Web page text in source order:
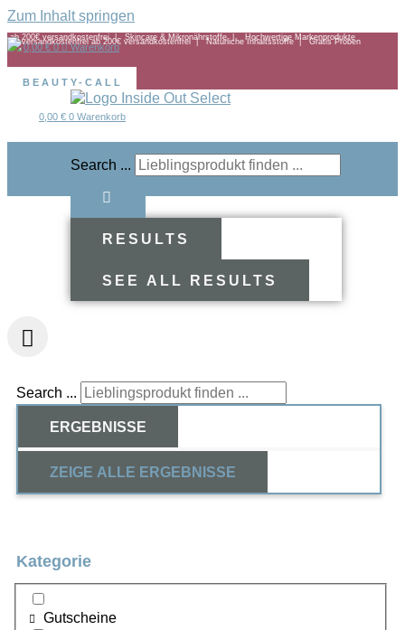
Zum Inhalt springen
ab 200€ versandkostenfrei | Skincare & Mikronährstoffe | Hochwertige Markenprodukte
ab 200€ versandkostenfrei |Natürliche Inhaltsstoffe |Gratis Proben
0,00€ 0 Warenkorb
BEAUTY-CALL
0,00 € 0 Warenkorb
Search ...
RESULTS
SEE ALL RESULTS
Search ...
ERGEBNISSE
ZEIGE ALLE ERGEBNISSE
Kategorie
Gutscheine